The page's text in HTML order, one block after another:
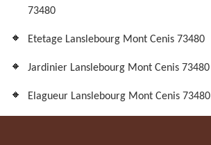
73480
Etetage Lanslebourg Mont Cenis 73480
Jardinier Lanslebourg Mont Cenis 73480
Elagueur Lanslebourg Mont Cenis 73480